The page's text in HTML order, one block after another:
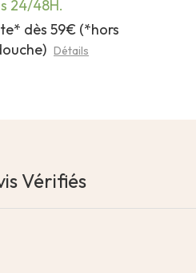
24/48H.
dès 59€ (*hors
Détails
Vérifiés